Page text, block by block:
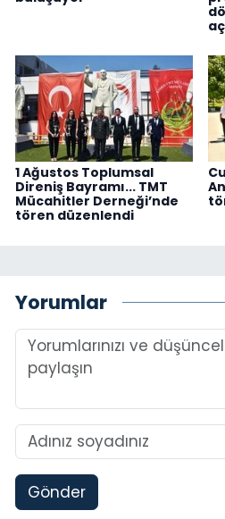
1 Ağustos Toplumsal
Direniş Bayramı... TMT
Mücahitler Derneği’nde
tören düzenlendi
Yorumlar
Gönder